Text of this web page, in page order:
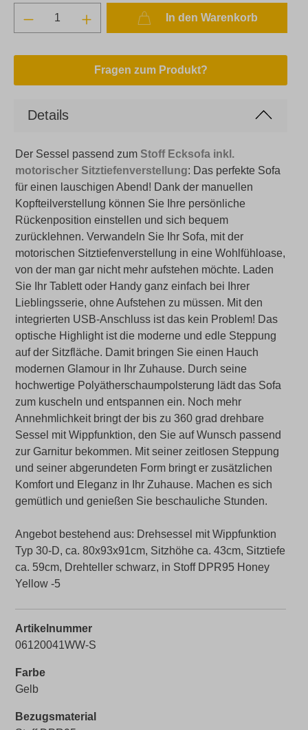
In den Warenkorb
Fragen zum Produkt?
Details
Der Sessel passend zum Stoff Ecksofa inkl.
motorischer Sitztiefenverstellung: Das perfekte Sofa
für einen lauschigen Abend! Dank der manuellen
Kopfteilverstellung können Sie Ihre persönliche
Rückenposition einstellen und sich bequem
zurücklehnen. Verwandeln Sie Ihr Sofa, mit der
motorischen Sitztiefenverstellung in eine Wohlfühloase,
von der man gar nicht mehr aufstehen möchte. Laden
Sie Ihr Tablett oder Handy ganz einfach bei Ihrer
Lieblingsserie, ohne Aufstehen zu müssen. Mit den
integrierten USB-Anschluss ist das kein Problem! Das
optische Highlight ist die moderne und edle Steppung
auf der Sitzfläche. Damit bringen Sie einen Hauch
modernen Glamour in Ihr Zuhause. Durch seine
hochwertige Polyätherschaumpolsterung lädt das Sofa
zum kuscheln und entspannen ein. Noch mehr
Annehmlichkeit bringt der bis zu 360 grad drehbare
Sessel mit Wippfunktion, den Sie auf Wunsch passend
zur Garnitur bekommen. Mit seiner zeitlosen Steppung
und seiner abgerundeten Form bringt er zusätzlichen
Komfort und Eleganz in Ihr Zuhause. Machen es sich
gemütlich und genießen Sie beschauliche Stunden.
Angebot bestehend aus: Drehsessel mit Wippfunktion
Typ 30-D, ca. 80x93x91cm, Sitzhöhe ca. 43cm, Sitztiefe
ca. 59cm, Drehteller schwarz, in Stoff DPR95 Honey
Yellow -5
Artikelnummer
06120041WW-S
Farbe
Gelb
Bezugsmaterial